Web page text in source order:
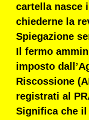
cartella nasce
chiederne la
Spiegazione
Il fermo
imposto dall’
Riscossione
registrati al
Significa che il